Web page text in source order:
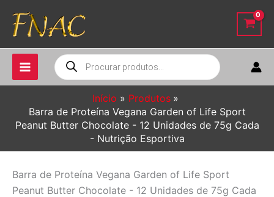
para
conteúdo
Pesquisar
produtos
Início
Produtos
Barra de Proteína Vegana Garden of Life Sport
Peanut Butter Chocolate - 12 Unidades de 75g Cada
- Nutrição Esportiva
Barra de Proteína Vegana Garden of Life Sport
Peanut Butter Chocolate - 12 Unidades de 75g Cada